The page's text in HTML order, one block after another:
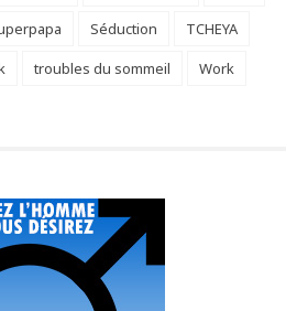
Séduction
TCHEYA
troubles du sommeil Work